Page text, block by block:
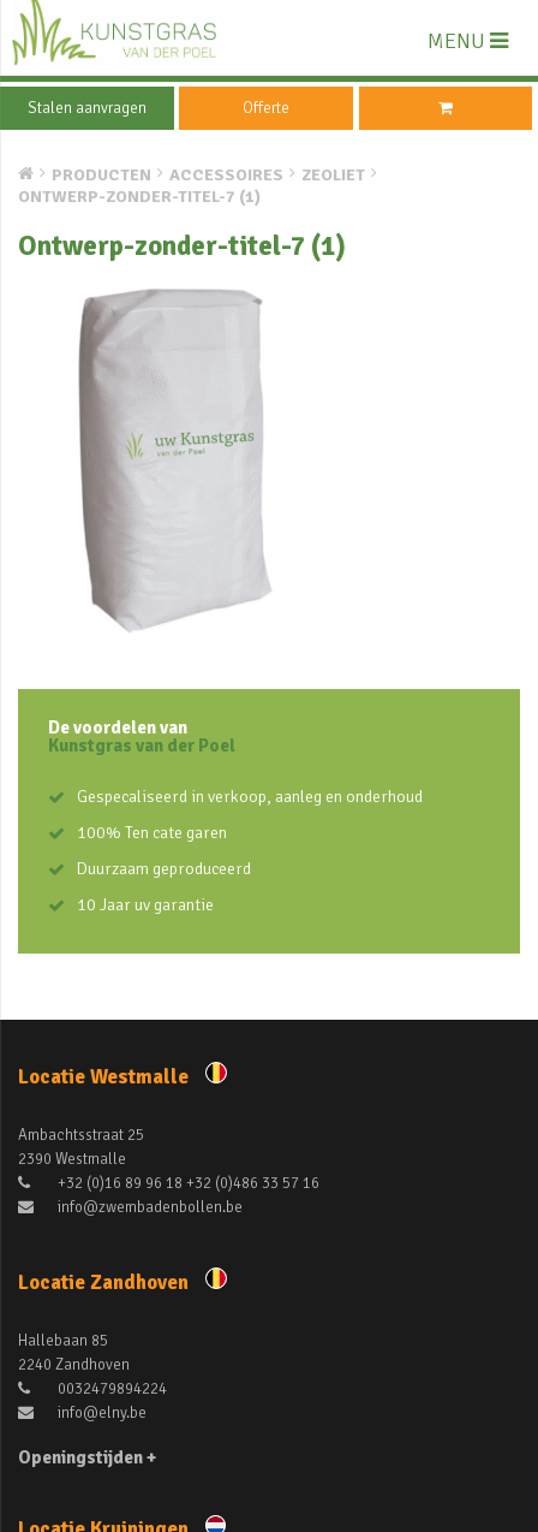
MENU
Stalen aanvragen Offerte
PRODUCTEN ACCESSOIRES
ZEOLIET
ONTWERP-ZONDER-TITEL-7 (1)
Ontwerp-zonder-titel-7 (1)
De voordelen van
Kunstgras van der Poel
Gespecaliseerd in verkoop, aanleg en onderhoud
100% Ten cate garen
Duurzaam geproduceerd
10 Jaar uv garantie
Locatie Westmalle
Ambachtsstraat 25
2390 Westmalle
+32 (0)16 89 96 18 +32 (0)486 33 57 16
info@zwembadenbollen.be
Locatie Zandhoven
Hallebaan 85
2240 Zandhoven
0032479894224
info@elny.be
Openingstijden +